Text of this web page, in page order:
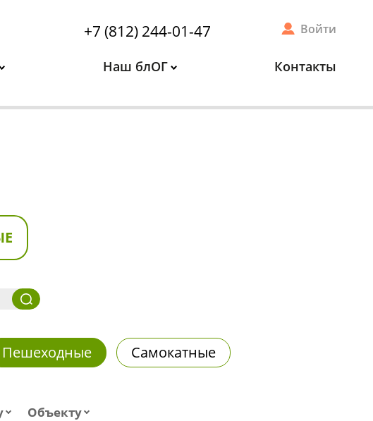
+7 (812) 244-01-47 Войти
Наш блОГ Контакты
Пешеходные Самокатные
Объекту